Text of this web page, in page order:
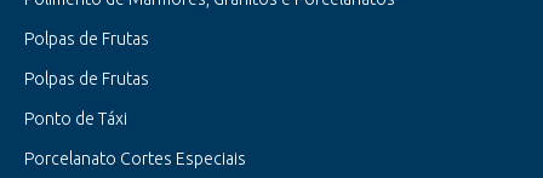
Polpas de Frutas
Polpas de Frutas
Ponto de Táxi
Porcelanato Cortes Especiais